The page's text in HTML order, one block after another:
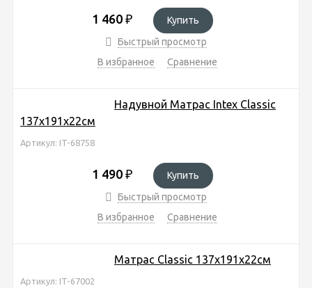
1 460 ₽
Купить
Быстрый просмотр
В избранное
Сравнение
Надувной Матрас Intex Classic
137х191х22см
Артикул: IT-68758
1 490 ₽
Купить
Быстрый просмотр
В избранное
Сравнение
Матрас Classic 137х191х22см
Артикул: IT-67002